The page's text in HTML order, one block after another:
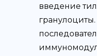
введение